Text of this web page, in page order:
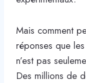
Mais comment
réponses que
n’est pas
Des millions de